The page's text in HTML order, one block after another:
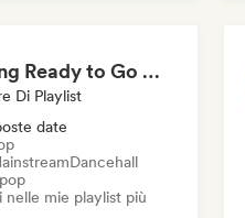
Getting Ready to Go Out 🍒💋
Di Playlist
date
Dancehall
mie playlist più